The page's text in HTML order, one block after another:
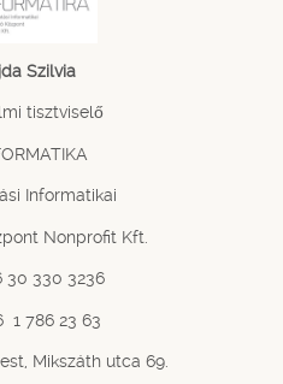
Szilvia
tisztviselő
Informatikai
Nonprofit Kft.
30 330 3236
786 23 63
Mikszáth utca 69.